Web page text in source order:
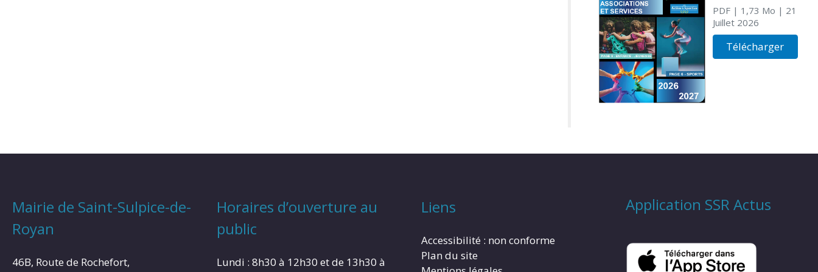
PDF| 1,73 Mo | 21
Juillet 2026
Télécharger
Mairie de Saint-Sulpice-de-
Royan
46B, Route de Rochefort,
Horaires d’ouverture au
public
Lundi : 8h30 à 12h30 et de 13h30 à
Liens
Accessibilité : non conforme
Plan du site
Application SSR Actus